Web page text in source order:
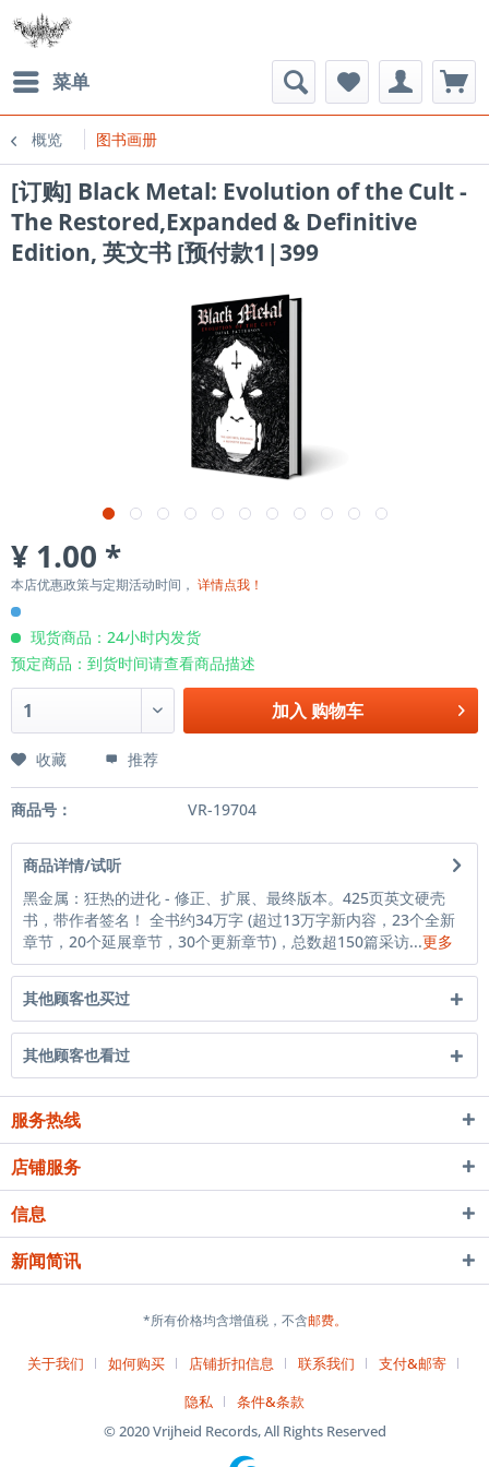
菜单
概览 图书画册
[订购] Black Metal: Evolution of the Cult -
The Restored,Expanded & Definitive
Edition, 英文书 [预付款1|399
¥ 1.00 *
本店优惠政策与定期活动时间， 详情点我！
现货商品：24小时内发货
预定商品：到货时间请查看商品描述
加入 购物车
收藏 推荐
商品号： VR-19704
商品详情/试听
黑金属：狂热的进化 - 修正、扩展、最终版本。425页英文硬壳
书，带作者签名！ 全书约34万字 (超过13万字新内容，23个全新
章节，20个延展章节，30个更新章节)，总数超150篇采访...更多
其他顾客也买过
其他顾客也看过
服务热线
店铺服务
信息
新闻简讯
*所有价格均含增值税，不含邮费。
关于我们 如何购买 店铺折扣信息 联系我们
支付&邮寄
隐私
条件&条款
© 2020 Vrijheid Records, All Rights Reserved